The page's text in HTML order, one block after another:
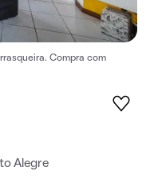
Compra com
Alegre